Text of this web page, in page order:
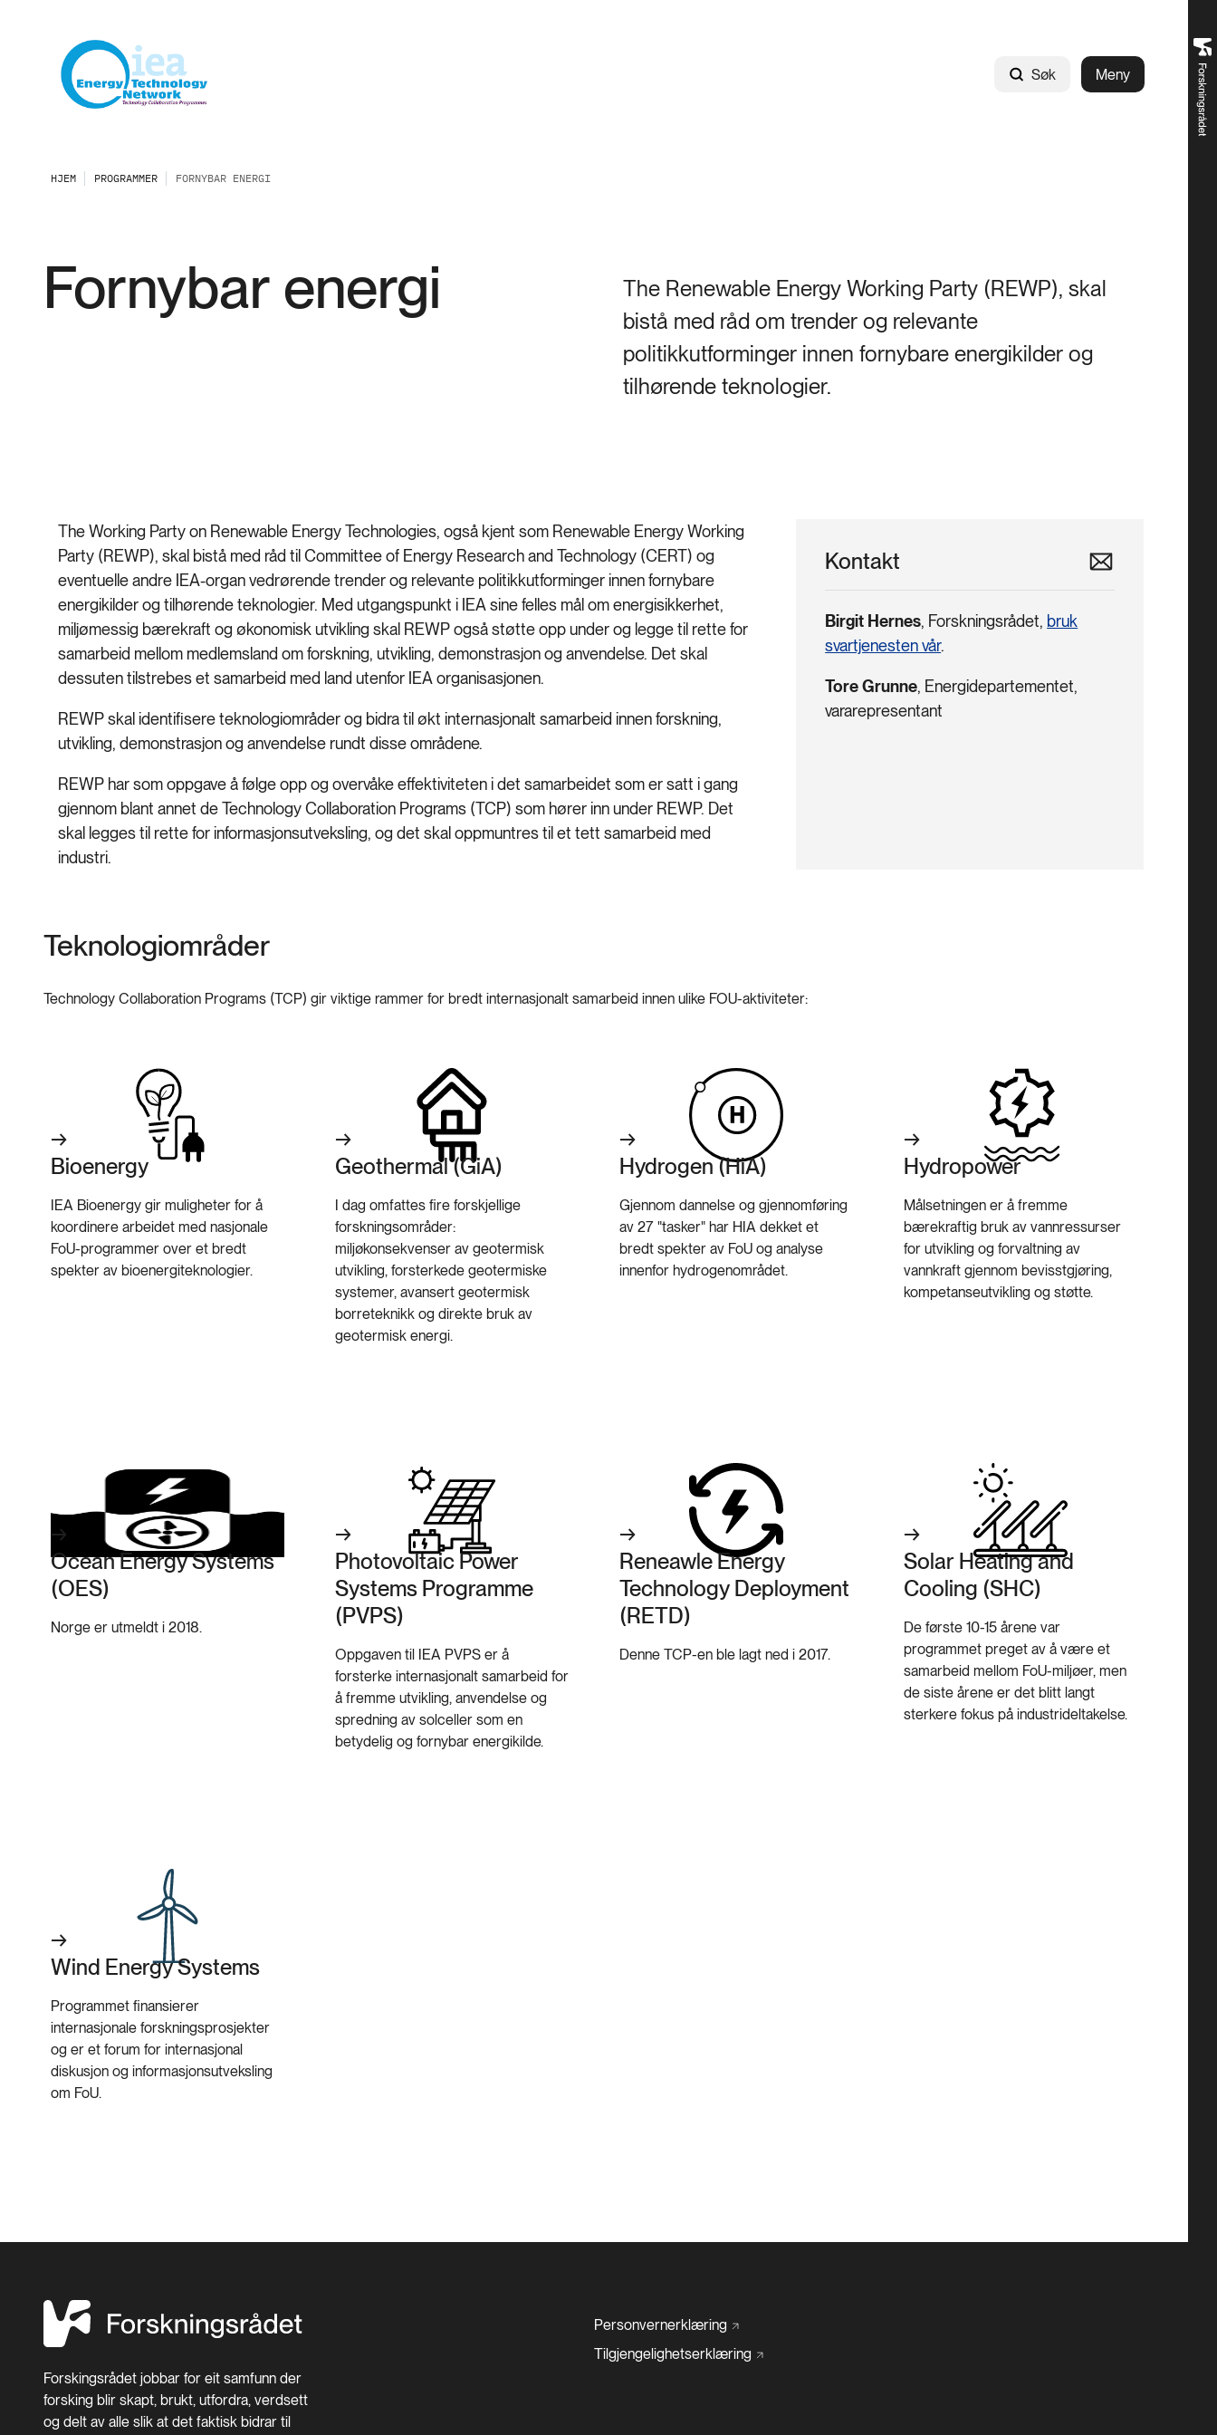
Søk Meny
HJEM PROGRAMMER FORNYBAR ENERGI
Fornybar energi
The Renewable Energy Working Party (REWP), skal
bistå med råd om trender og relevante
politikkutforminger innen fornybare energikilder og
tilhørende teknologier.
The Working Party on Renewable Energy Technologies, også kjent som Renewable Energy Working
Party (REWP), skal bistå med råd til Committee of Energy Research and Technology (CERT) og
eventuelle andre IEA-organ vedrørende trender og relevante politikkutforminger innen fornybare
energikilder og tilhørende teknologier. Med utgangspunkt i IEA sine felles mål om energisikkerhet,
miljømessig bærekraft og økonomisk utvikling skal REWP også støtte opp under og legge til rette for
samarbeid mellom medlemsland om forskning, utvikling, demonstrasjon og anvendelse. Det skal
dessuten tilstrebes et samarbeid med land utenfor IEA organisasjonen.
REWP skal identifisere teknologiområder og bidra til økt internasjonalt samarbeid innen forskning,
utvikling, demonstrasjon og anvendelse rundt disse områdene.
REWP har som oppgave å følge opp og overvåke effektiviteten i det samarbeidet som er satt i gang
gjennom blant annet de Technology Collaboration Programs (TCP) som hører inn under REWP. Det
skal legges til rette for informasjonsutveksling, og det skal oppmuntres til et tett samarbeid med
industri.
Kontakt
Birgit Hernes, Forskningsrådet, bruk
svartjenesten vår.
Tore Grunne, Energidepartementet,
vararepresentant
Teknologiområder
Technology Collaboration Programs (TCP) gir viktige rammer for bredt internasjonalt samarbeid innen ulike FOU-aktiviteter:
Bioenergy
IEA Bioenergy gir muligheter for å
koordinere arbeidet med nasjonale
FoU-programmer over et bredt
spekter av bioenergiteknologier.
Geothermal (GiA)
I dag omfattes fire forskjellige
forskningsområder:
miljøkonsekvenser av geotermisk
utvikling, forsterkede geotermiske
systemer, avansert geotermisk
borreteknikk og direkte bruk av
geotermisk energi.
Hydrogen (HiA)
Gjennom dannelse og gjennomføring
av 27 "tasker" har HIA dekket et
bredt spekter av FoU og analyse
innenfor hydrogenområdet.
Hydropower
Målsetningen er å fremme
bærekraftig bruk av vannressurser
for utvikling og forvaltning av
vannkraft gjennom bevisstgjøring,
kompetanseutvikling og støtte.
Ocean Energy Systems
(OES)
Norge er utmeldt i 2018.
Photovoltaic Power
Systems Programme
(PVPS)
Oppgaven til IEA PVPS er å
forsterke internasjonalt samarbeid for
å fremme utvikling, anvendelse og
spredning av solceller som en
betydelig og fornybar energikilde.
Reneawle Energy
Technology Deployment
(RETD)
Denne TCP-en ble lagt ned i 2017.
Solar Heating and
Cooling (SHC)
De første 10-15 årene var
programmet preget av å være et
samarbeid mellom FoU-miljøer, men
de siste årene er det blitt langt
sterkere fokus på industrideltakelse.
Wind Energy Systems
Programmet finansierer
internasjonale forskningsprosjekter
og er et forum for internasjonal
diskusjon og informasjonsutveksling
om FoU.
Forskingsrådet jobbar for eit samfunn der
forsking blir skapt, brukt, utfordra, verdsett
og delt av alle slik at det faktisk bidrar til
Personvernerklæring
Tilgjengelighetserklæring